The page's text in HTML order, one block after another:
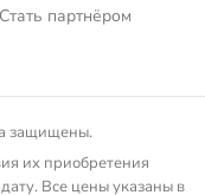
Стать партнёром
защищены.
их приобретения
Все цены указаны в